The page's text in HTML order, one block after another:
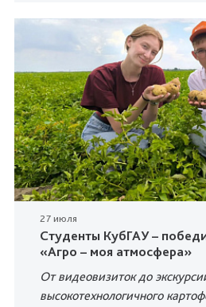
27 июля
Студенты КубГАУ –
«Агро – моя атмосфера»
От видеовизиток до
высокотехнологичного